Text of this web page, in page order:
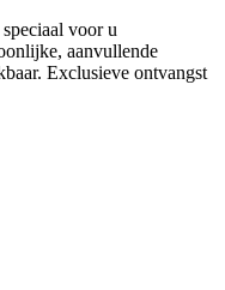
voor u
aanvullende
Exclusieve ontvangst